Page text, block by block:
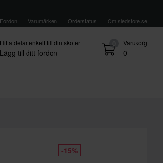
Fordon Varumärken Orderstatus Om sledstore.se
0 Varukorg
0
Hitta delar enkelt till din skoter
Lägg till ditt fordon
-15%